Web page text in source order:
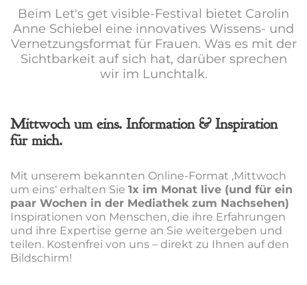
Beim Let's get visible-Festival bietet Carolin
Anne Schiebel eine innovatives Wissens- und
Vernetzungsformat für Frauen. Was es mit der
Sichtbarkeit auf sich hat, darüber sprechen
wir im Lunchtalk.
Mittwoch um eins. Information & Inspiration
für mich.
Mit unserem bekannten Online-Format ‚Mittwoch
um eins‘ erhalten Sie 1x im Monat live (und für ein
paar Wochen in der Mediathek zum Nachsehen)
Inspirationen von Menschen, die ihre Erfahrungen
und ihre Expertise gerne an Sie weitergeben und
teilen. Kostenfrei von uns – direkt zu Ihnen auf den
Bildschirm!